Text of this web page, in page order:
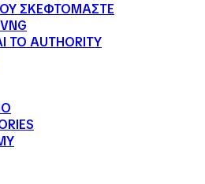
ΣΚΕΦΤΟΜΑΣΤΕ
ΤΟ AUTHORITY